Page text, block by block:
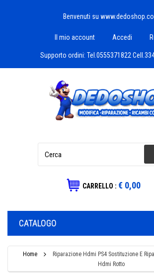
Benvenuti su
Il mio account Accedi
Supporto ordini: Tel.0555371822
CARRELLO : € 0,00
CATALOGO
Home
Riparazione Hdmi PS4 Sostituzione E
Hdmi Rotto